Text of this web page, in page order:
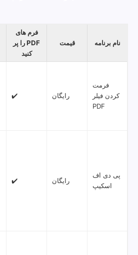
نام برنامه قیمت
فرم های
PDF را پر
کنید
فرمت
کردن فیلر
PDF
رایگان ✔️
پی دی اف
اسکیپ
رایگان ✔️